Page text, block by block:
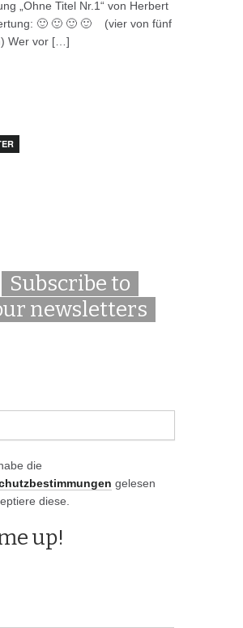
„Ohne Titel Nr.1“ von Herbert
🙂 🙂 🙂 🙂 (vier von fünf
Wer vor […]
Subscribe to
newsletters
die
gelesen
diese.